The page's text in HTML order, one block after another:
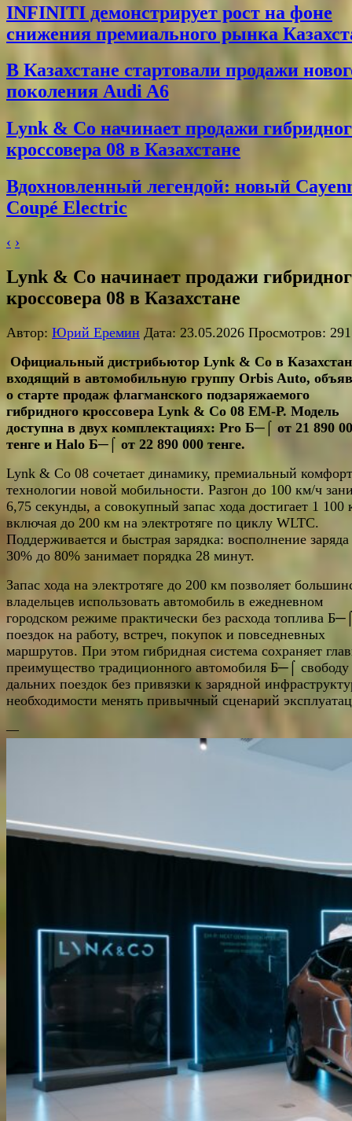
INFINITI демонстрирует рост на фоне
снижения премиального рынка
В Казахстане стартовали продажи
поколения Audi A6
Lynk & Co начинает продажи
кроссовера 08 в Казахстане
Вдохновленный легендой: новый
Coupé Electric
‹ ›
Lynk & Co начинает продажи
кроссовера 08 в Казахстане
Автор: Юрий Еремин Дата: 23.05.2026 Просмотров: 291
Официальный дистрибьютор Lynk & Co в
входящий в автомобильную группу Orbis Auto,
о старте продаж флагманского подзаряжаемого
гибридного кроссовера Lynk & Co 08 EM-P. Модель
доступна в двух комплектациях: Pro Б─⌠ от 21 890
тенге и Halo Б─⌠ от 22 890 000 тенге.
Lynk & Co 08 сочетает динамику, премиальный
технологии новой мобильности. Разгон до 100 км/ч
6,75 секунды, а совокупный запас хода достигает 1 100
включая до 200 км на электротяге по циклу WLTC.
Поддерживается и быстрая зарядка: восполнение заряда
30% до 80% занимает порядка 28 минут.
Запас хода на электротяге до 200 км позволяет
владельцев использовать автомобиль в ежедневном
городском режиме практически без расхода топлива
поездок на работу, встреч, покупок и повседневных
маршрутов. При этом гибридная система сохраняет
преимущество традиционного автомобиля Б─⌠ свободу
дальних поездок без привязки к зарядной
необходимости менять привычный сценарий
—